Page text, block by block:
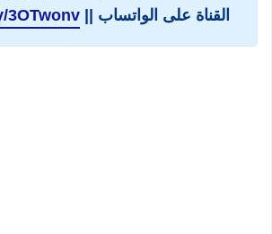
القناة على الواتساب || 3OTwonv